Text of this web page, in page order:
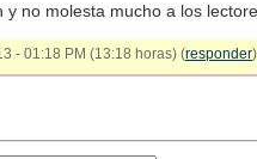
no molesta mucho a los
- 01:18 PM (13:18 horas) (responder)